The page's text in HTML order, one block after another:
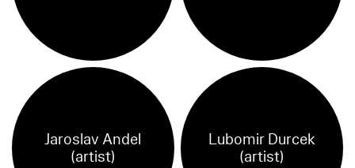
Jaroslav Andel
(artist)
Lubomir Durcek
(artist)